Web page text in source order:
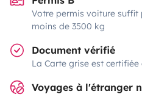
Votre permis voiture suffit
moins de 3500 kg
Document vérifié
La Carte grise est
Voyages à l'étranger